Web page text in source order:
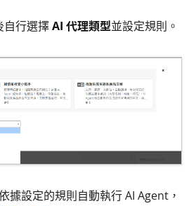
自行選擇AI 代理類型並設定規則。
據設定的規則自動執行 AI Agent，